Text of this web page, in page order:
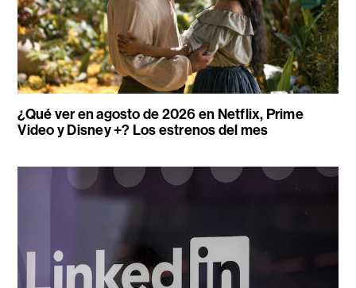
¿Qué ver en agosto de 2026 en Netflix, Prime
Video y Disney +? Los estrenos del mes